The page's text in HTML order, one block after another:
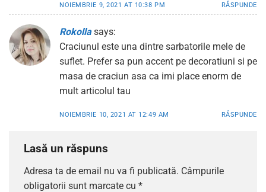
NOIEMBRIE 9, 2021 AT 10:38 PM RĂSPUNDE
Rokolla says:
Craciunul este una dintre sarbatorile mele de
suflet. Prefer sa pun accent pe decoratiuni si pe
masa de craciun asa ca imi place enorm de
mult articolul tau
NOIEMBRIE 10, 2021 AT 12:49 AM RĂSPUNDE
Lasă un răspuns
Adresa ta de email nu va fi publicată. Câmpurile
obligatorii sunt marcate cu *